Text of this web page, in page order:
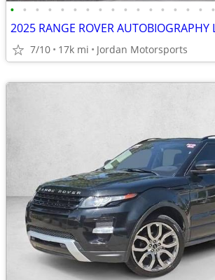
• • • • • • • • • • • • • • • • •
7/10 17k mi Jordan Motorsports